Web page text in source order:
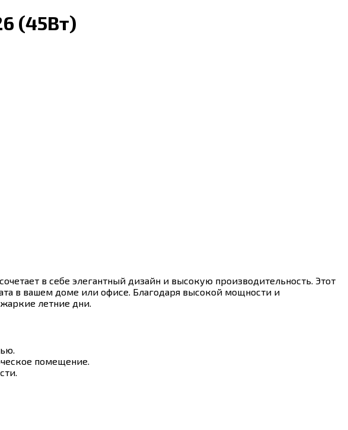
(45Вт)
в себе элегантный дизайн и высокую производительность. Этот
в вашем доме или офисе. Благодаря высокой мощности и
летние дни.
помещение.